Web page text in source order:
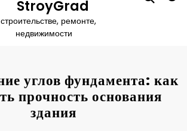
StroyGrad
ремонте,
недвижимости
углов фундамента: как
прочность основания
здания